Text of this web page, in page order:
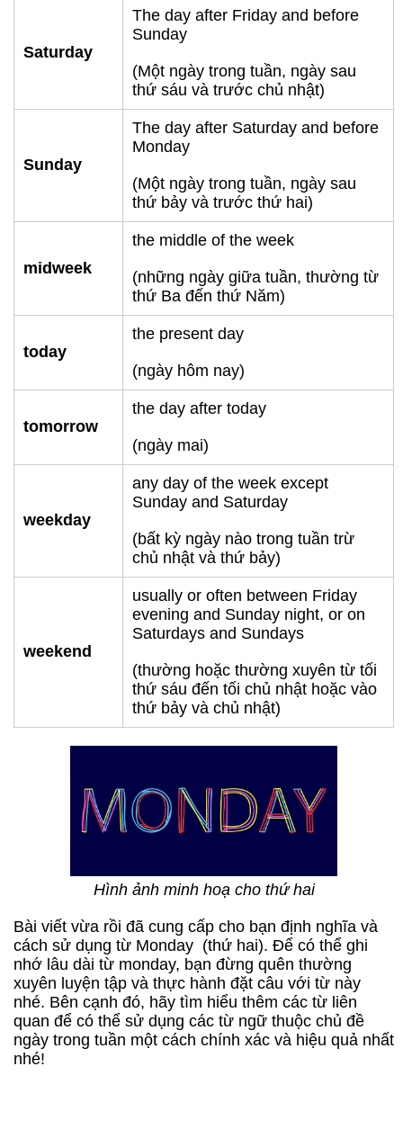
Saturday
The day after Friday and before
Sunday
(Một ngày trong tuần, ngày sau
thứ sáu và trước chủ nhật)
Sunday
The day after Saturday and before
Monday
(Một ngày trong tuần, ngày sau
thứ bảy và trước thứ hai)
midweek
the middle of the week
(những ngày giữa tuần, thường từ
thứ Ba đến thứ Năm)
today
the present day
(ngày hôm nay)
tomorrow
the day after today
(ngày mai)
weekday
any day of the week except
Sunday and Saturday
(bất kỳ ngày nào trong tuần trừ
chủ nhật và thứ bảy)
weekend
usually or often between Friday
evening and Sunday night, or on
Saturdays and Sundays
(thường hoặc thường xuyên từ tối
thứ sáu đến tối chủ nhật hoặc vào
thứ bảy và chủ nhật)
Hình ảnh minh hoạ cho thứ hai
Bài viết vừa rồi đã cung cấp cho bạn định nghĩa và
cách sử dụng từ Monday (thứ hai). Để có thể ghi
nhớ lâu dài từ monday, bạn đừng quên thường
xuyên luyện tập và thực hành đặt câu với từ này
nhé. Bên cạnh đó, hãy tìm hiểu thêm các từ liên
quan để có thể sử dụng các từ ngữ thuộc chủ đề
ngày trong tuần một cách chính xác và hiệu quả nhất
nhé!